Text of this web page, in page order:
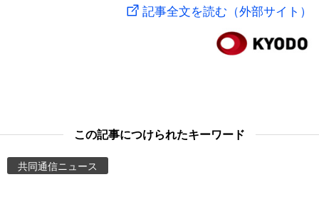
記事全文を読む（外部サイト）
この記事につけられたキーワード
共同通信ニュース